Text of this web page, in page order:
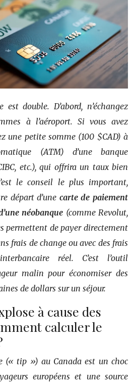
double. D’abord, n’échangez
à l’aéroport. Si vous avez
une petite somme (100 $CAD) à
(ATM) d’une banque
etc.), qui offrira un taux bien
le conseil le plus important,
départ d’une carte de paiement
néobanque (comme Revolut,
permettent de payer directement
frais de change ou avec des frais
réel. C’est l’outil
malin pour économiser des
de dollars sur un séjour.
à cause des
calculer le
(« tip ») au Canada est un choc
européens et une source